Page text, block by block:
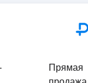
Прямая